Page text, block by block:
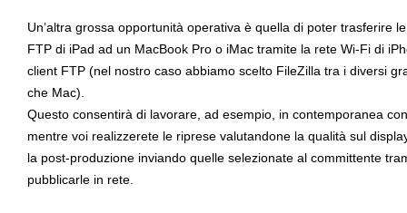
Un’altra grossa opportunità operativa è quella di poter trasferire
FTP di iPad ad un MacBook Pro o iMac tramite la rete Wi-Fi di
client FTP (nel nostro caso abbiamo scelto FileZilla tra i diversi
che Mac).
Questo consentirà di lavorare, ad esempio, in contemporanea
mentre voi realizzerete le riprese valutandone la qualità sul
la post-produzione inviando quelle selezionate al committente
pubblicarle in rete.